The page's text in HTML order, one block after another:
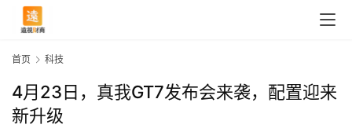
首页 科技
4月23日，真我GT7发布会来袭，配置迎来
新升级